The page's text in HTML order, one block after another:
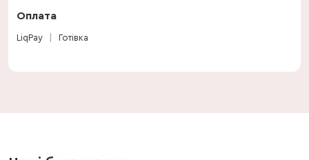
Оплата
LiqPay Готівка